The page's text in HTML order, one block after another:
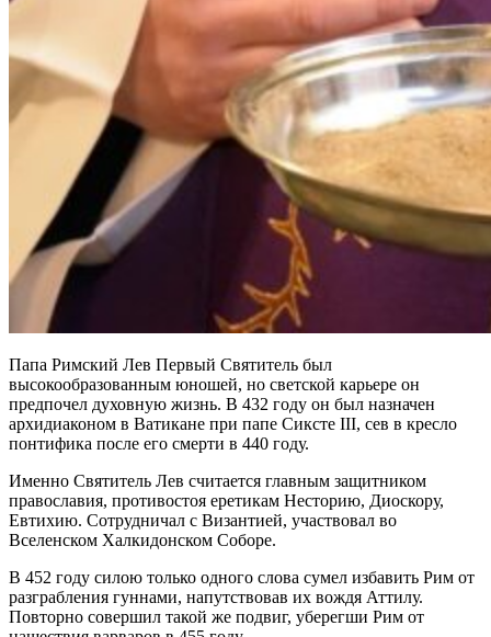
Папа Римский Лев Первый Святитель был
высокообразованным юношей, но светской карьере он
предпочел духовную жизнь. В 432 году он был назначен
архидиаконом в Ватикане при папе Сиксте III, сев в кресло
понтифика после его смерти в 440 году.
Именно Святитель Лев считается главным защитником
православия, противостоя еретикам Несторию, Диоскору,
Евтихию. Сотрудничал с Византией, участвовал во
Вселенском Халкидонском Соборе.
В 452 году силою только одного слова сумел избавить Рим от
разграбления гуннами, напутствовав их вождя Аттилу.
Повторно совершил такой же подвиг, уберегши Рим от